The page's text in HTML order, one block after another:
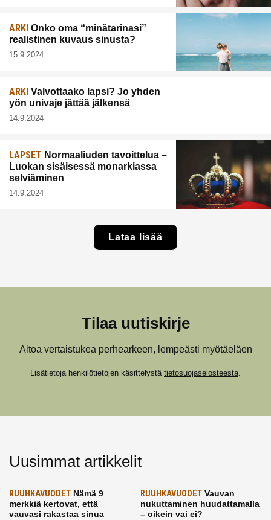
ARKI Onko oma “minätarinasi”
realistinen kuvaus sinusta?
15.9.2024
ARKI Valvottaako lapsi? Jo yhden
yön univaje jättää jälkensä
14.9.2024
LAPSET Normaaliuden tavoittelua –
Luokan sisäisessä monarkiassa
selviäminen
14.9.2024
Lataa lisää
Tilaa uutiskirje
Aitoa vertaistukea perhearkeen, lempeästi myötäeläen
Lisätietoja henkilötietojen käsittelystä tietosuojaselosteesta
Uusimmat artikkelit
RUUHKAVUODET Nämä 9
merkkiä kertovat, että
vauvasi rakastaa sinua
RUUHKAVUODETVauvan
nukuttaminen huudattamalla
– oikein vai ei?